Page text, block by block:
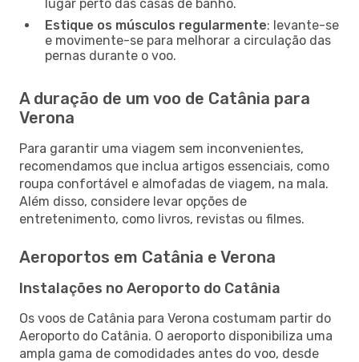
lugar perto das casas de banho.
Estique os músculos regularmente: levante-se
e movimente-se para melhorar a circulação das
pernas durante o voo.
A duração de um voo de Catânia para
Verona
Para garantir uma viagem sem inconvenientes,
recomendamos que inclua artigos essenciais, como
roupa confortável e almofadas de viagem, na mala.
Além disso, considere levar opções de
entretenimento, como livros, revistas ou filmes.
Aeroportos em Catânia e Verona
Instalações no Aeroporto do Catânia
Os voos de Catânia para Verona costumam partir do
Aeroporto do Catânia. O aeroporto disponibiliza uma
ampla gama de comodidades antes do voo, desde